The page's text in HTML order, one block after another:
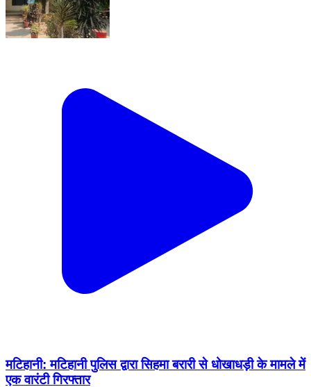
मटिहानी: मटिहानी पुलिस द्वारा सिहमा बरारी से धोखाधड़ी के मामले में
एक वारंटी गिरफ्तार